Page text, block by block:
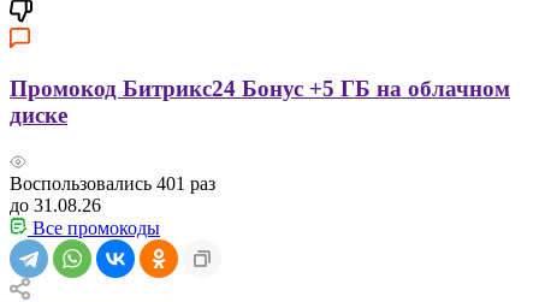
Промокод Битрикс24 Бонус +5 ГБ на облачном
диске
Воспользовались 401 раз
до 31.08.26
Все промокоды